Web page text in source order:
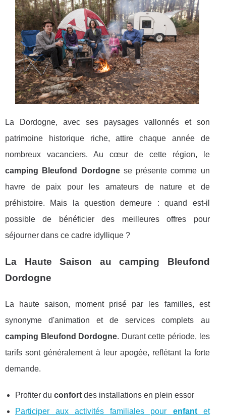
La Dordogne, avec ses paysages vallonnés et son
patrimoine historique riche, attire chaque année de
nombreux vacanciers. Au cœur de cette région, le
camping Bleufond Dordognese présente comme un
havre de paix pour les amateurs de nature et de
préhistoire. Mais la question demeure : quand est-il
possible de bénéficier des meilleures offres pour
séjourner dans ce cadre idyllique ?
La Haute Saison au camping Bleufond
Dordogne
La haute saison, moment prisé par les familles, est
synonyme d'animation et de services complets au
camping Bleufond Dordogne. Durant cette période, les
tarifs sont généralement à leur apogée, reflétant la forte
demande.
Profiter du confort des installations en plein essor
Participer aux activités familiales pour enfantet